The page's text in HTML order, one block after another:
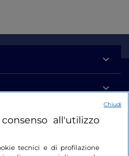
all'utilizzo
tecnici e di profilazione
Chiudi